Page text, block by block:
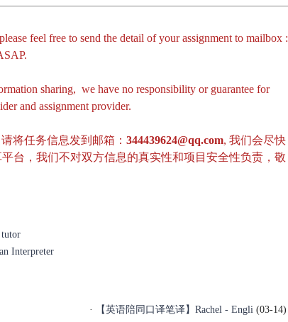
feel free to send the detail of your assignment to mailbox :
sharing, we have no responsibility or guarantee for
and assignment provider.
将任务信息发到邮箱： 344439624@qq.com, 我们会尽快
平台，我们不对双方信息的真实性和项目安全性负责，敬
Interpreter
· 【英语陪同口译笔译】Rachel - Engli (03-14)